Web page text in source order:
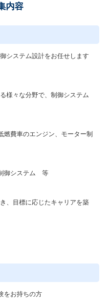
内容
システム設計をお任せします
様々な分野で、制御システム
費車のエンジン、モーター制
御システム 等
、目標に応じたキャリアを築
をお持ちの方